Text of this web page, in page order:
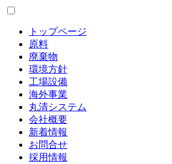
トップページ
原料
廃棄物
環境方針
工場設備
海外事業
丸清システム
会社概要
新着情報
お問合せ
採用情報